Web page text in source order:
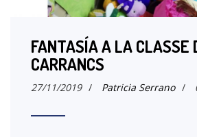
FANTASÍA A LA CLASSE
CARRANCS
27/11/2019 / Patricia Serrano /